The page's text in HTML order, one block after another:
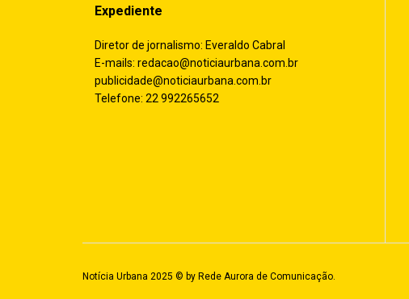
Expediente
Diretor de jornalismo: Everaldo Cabral
E-mails: redacao@noticiaurbana.com.br
publicidade@noticiaurbana.com.br
Telefone: 22 992265652
Notícia Urbana 2025 © by Rede Aurora de Comunicação.